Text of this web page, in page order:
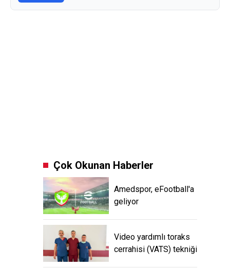
Çok Okunan Haberler
Amedspor, eFootball'a
geliyor
Video yardımlı toraks
cerrahisi (VATS) tekniği